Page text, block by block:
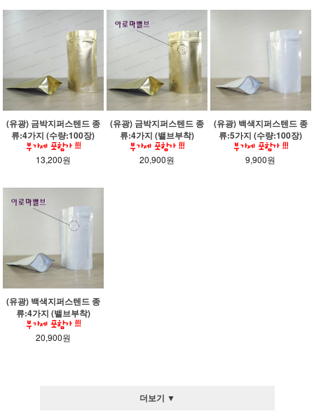
(유광) 금박지퍼스텐드 종
류:4가지 (수량:100장)
13,200원
(유광) 금박지퍼스텐드 종
류:4가지 (밸브부착)
20,900원
(유광) 백색지퍼스텐드 종
류:5가지 (수량:100장)
9,900원
(유광) 백색지퍼스텐드 종
류:4가지 (밸브부착)
20,900원
더보기 ▼